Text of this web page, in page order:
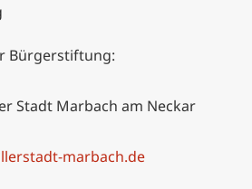
Bürgerstiftung:
Stadt Marbach am Neckar
marbach.de